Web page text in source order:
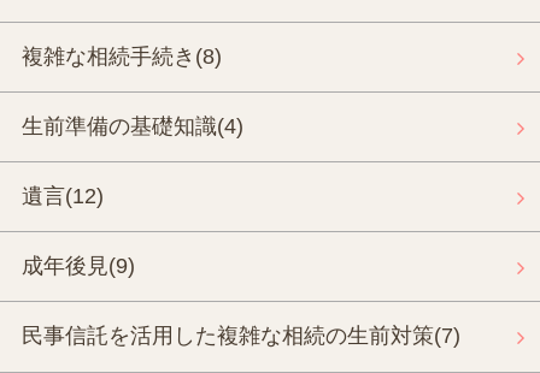
複雑な相続手続き (8)
生前準備の基礎知識(4)
遺言(12)
成年後見(9)
民事信託を活用した複雑な相続の生前対策(7)